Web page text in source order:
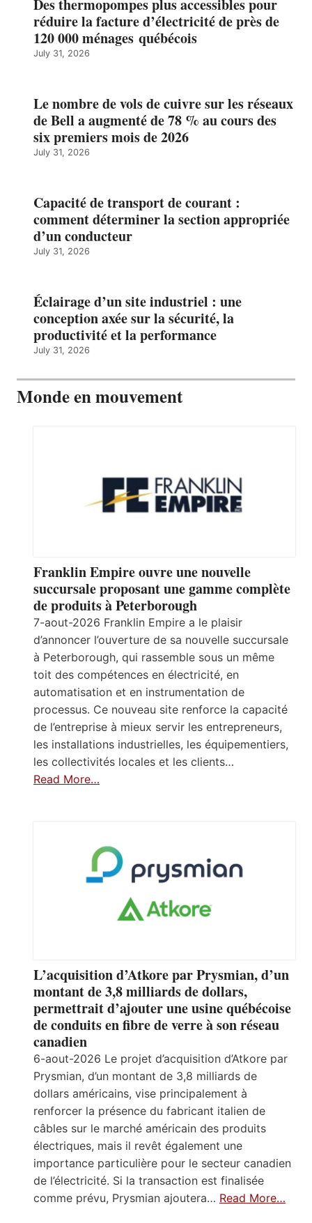
Des thermopompes plus accessibles pour
réduire la facture d’électricité de près de
120 000 ménages québécois
July 31, 2026
Le nombre de vols de cuivre sur les réseaux
de Bell a augmenté de 78 % au cours des
six premiers mois de 2026
July 31, 2026
Capacité de transport de courant :
comment déterminer la section appropriée
d’un conducteur
July 31, 2026
Éclairage d’un site industriel : une
conception axée sur la sécurité, la
productivité et la performance
July 31, 2026
Monde en mouvement
Franklin Empire ouvre une nouvelle
succursale proposant une gamme complète
de produits à Peterborough
7-aout-2026 Franklin Empire a le plaisir
d’annoncer l’ouverture de sa nouvelle succursale
à Peterborough, qui rassemble sous un même
toit des compétences en électricité, en
automatisation et en instrumentation de
processus. Ce nouveau site renforce la capacité
de l’entreprise à mieux servir les entrepreneurs,
les installations industrielles, les équipementiers,
les collectivités locales et les clients…
Read More…
L’acquisition d’Atkore par Prysmian, d’un
montant de 3,8 milliards de dollars,
permettrait d’ajouter une usine québécoise
de conduits en fibre de verre à son réseau
canadien
6-aout-2026 Le projet d’acquisition d’Atkore par
Prysmian, d’un montant de 3,8 milliards de
dollars américains, vise principalement à
renforcer la présence du fabricant italien de
câbles sur le marché américain des produits
électriques, mais il revêt également une
importance particulière pour le secteur canadien
de l’électricité. Si la transaction est finalisée
comme prévu, Prysmian ajoutera… Read More…